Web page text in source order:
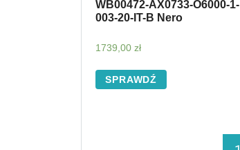
WB00472-AX0733-O6000-1-
003-20-IT-B Nero
1739,00 zł
SPRAWDŹ